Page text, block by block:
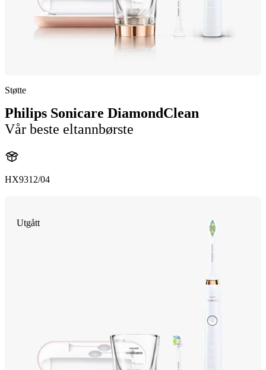
Støtte
Philips Sonicare DiamondClean
Vår beste eltannbørste
HX9312/04
Utgått